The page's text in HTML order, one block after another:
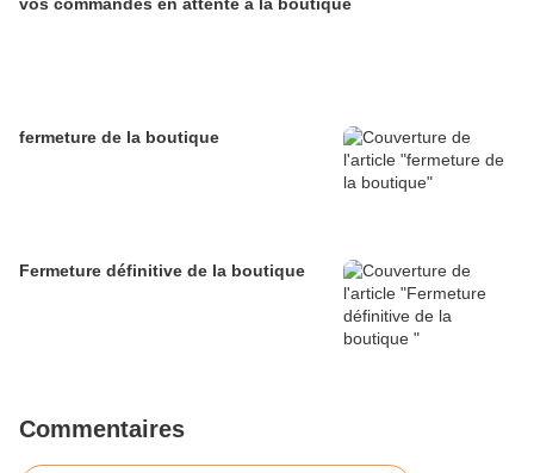
vos commandes en attente à la boutique
fermeture de la boutique
Fermeture définitive de la boutique
Commentaires